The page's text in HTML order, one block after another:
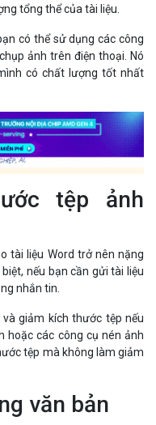
tổng thể của tài liệu.
có thể sử dụng các công
ảnh trên điện thoại. Nó
có chất lượng tốt nhất
tệp ảnh
tài liệu Word trở nên nặng
nếu bạn cần gửi tài liệu
nhắn tin.
giảm kích thước tệp nếu
hoặc các công cụ nén ảnh
tệp mà không làm giảm
văn bản